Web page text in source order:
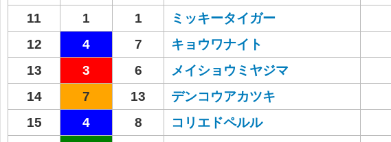
11
1 1 ミッキータイガー
12
4 7 キョウワナイト
13
3 6 メイショウミヤジマ
14
7 13 デンコウアカツキ
15
4 8 コリエドペルル